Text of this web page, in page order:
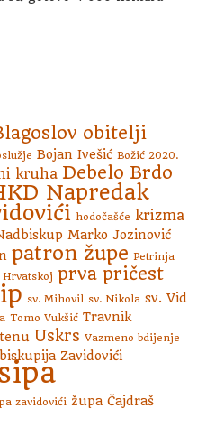
obitelji
Bojan Ivešić Božić 2020.
kruha Debelo Brdo
Napredak
hodočašće krizma
Marko Jozinović
patron župe Petrinja
Hrvatskoj prva pričest
sv. Mihovil sv. Nikola sv. Vid
Tomo Vukšić Travnik
Uskrs Vazmeno bdijenje
Zavidovići
zavidovići župa Čajdraš